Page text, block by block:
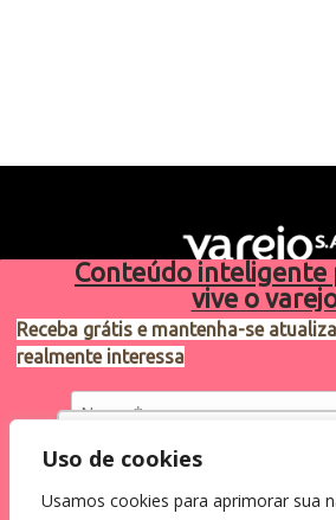
Conteúdo inteligente
vive o
Receba grátis e mantenha-se
realmente interessa
Eu concordo em receber
Utilizamos cookies para
como você interage em
Uso de cookies
Usamos cookies para aprimorar sua
Sugestões de